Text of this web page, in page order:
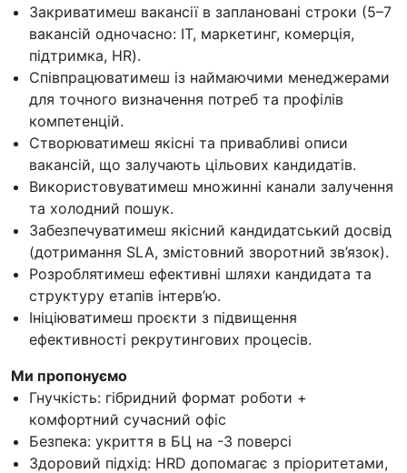
Закриватимеш вакансії в заплановані строки (5–7
вакансій одночасно: IT, маркетинг, комерція,
підтримка, HR).
Співпрацюватимеш із наймаючими менеджерами
для точного визначення потреб та профілів
компетенцій.
Створюватимеш якісні та привабливі описи
вакансій, що залучають цільових кандидатів.
Використовуватимеш множинні канали залучення
та холодний пошук.
Забезпечуватимеш якісний кандидатський досвід
(дотримання SLA, змістовний зворотний зв’язок).
Розроблятимеш ефективні шляхи кандидата та
структуру етапів інтерв’ю.
Ініціюватимеш проєкти з підвищення
ефективності рекрутингових процесів.
Ми пропонуємо
Гнучкість: гібридний формат роботи +
комфортний сучасний офіс
Безпека: укриття в БЦ на -3 поверсі
Здоровий підхід: HRD допомагає з пріоритетами,